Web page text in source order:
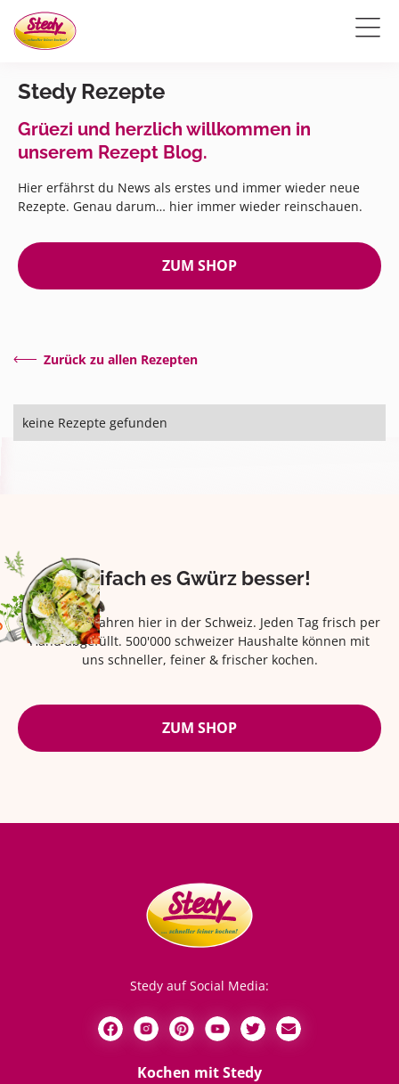
Stedy Rezepte
Grüezi und herzlich willkommen in
unserem Rezept Blog.
Hier erfährst du News als erstes und immer wieder neue
Rezepte. Genau darum… hier immer wieder reinschauen.
ZUM SHOP
Zurück zu allen Rezepten
keine Rezepte gefunden
Eifach es Gwürz besser!
Seit über 42 Jahren hier in der Schweiz. Jeden Tag frisch per
Hand abgefüllt. 500'000 schweizer Haushalte können mit
uns schneller, feiner & frischer kochen.
ZUM SHOP
Stedy auf Social Media:
Kochen mit Stedy